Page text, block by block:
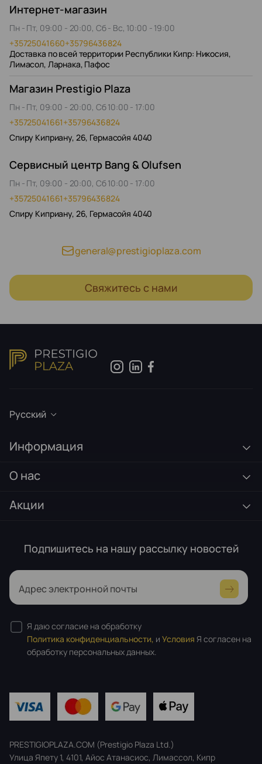
Интернет-магазин
Пн - Пт, 09:00 - 20:00, Сб - Вс, 10:00 - 19:00
+35725041660+35796436824
Доставка по всей территории Республики Кипр: Никосия,
Лимасол, Ларнака, Пафос
Магазин Prestigio Plaza
Пн - Пт, 09:00 - 20:00, Сб 10:00 - 17:00
+35725041661+35796436824
Спиру Киприану, 26, Гермасойя 4040
Сервисный центр Bang & Olufsen
Пн - Пт, 09:00 - 20:00, Сб 10:00 - 17:00
+35725041661+35796436824
Спиру Киприану, 26, Гермасойя 4040
general@prestigioplaza.com
Свяжитесь с нами
Русский
Информация
О нас
Акции
Подпишитесь на нашу рассылку новостей
Адрес электронной почты
Я даю согласие на обработку
Политика конфиденциальности, и Условия Я согласен на
обработку персональных данных.
PRESTIGIOPLAZA.COM (Prestigio Plaza Ltd.)
Улица Япету 1, 4101, Айос Атанасиос, Лимассол, Кипр